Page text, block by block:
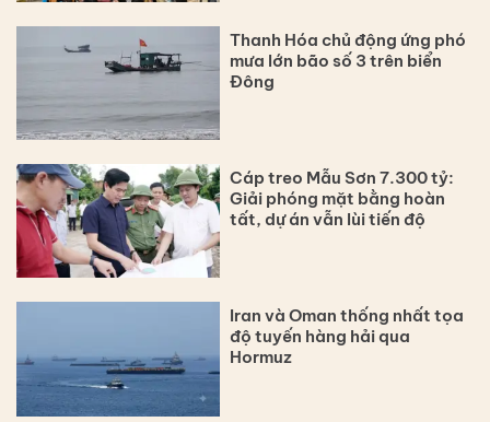
Thanh Hóa chủ động ứng phó
mưa lớn bão số 3 trên biển
Đông
Cáp treo Mẫu Sơn 7.300 tỷ:
Giải phóng mặt bằng hoàn
tất, dự án vẫn lùi tiến độ
Iran và Oman thống nhất tọa
độ tuyến hàng hải qua
Hormuz